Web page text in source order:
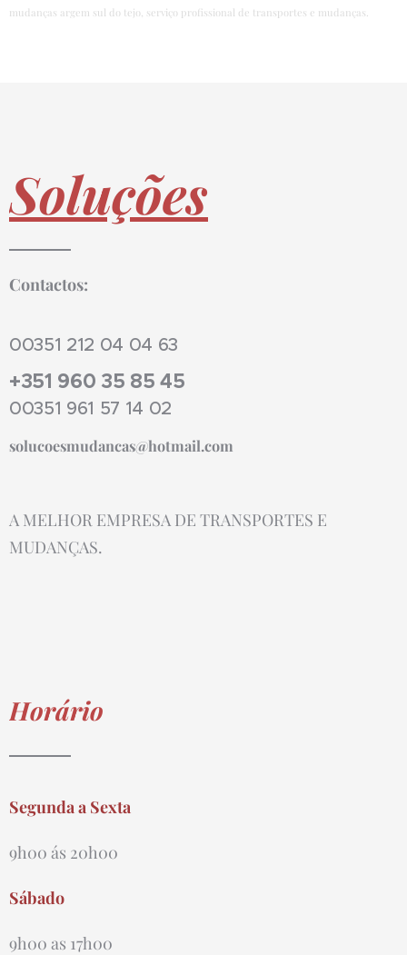
mudanças argem sul do tejo, serviço profissional de transportes e mudanças.
Soluções
Contactos:
00351 212 04 04 63
+351 960 35 85 45
00351 961 57 14 02
solucoesmudancas@hotmail.com
A MELHOR EMPRESA DE TRANSPORTES E
MUDANÇAS.
Horário
Segunda a Sexta
9h00 ás 20h00
Sábado
9h00 as 17h00